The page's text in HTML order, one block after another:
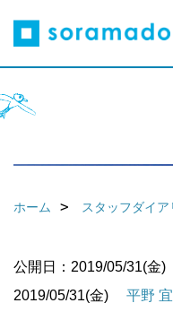
ホーム スタッフダイア
公開日：2019/05/31(金)
2019/05/31(金)
平野